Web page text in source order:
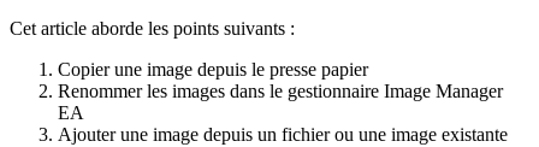
Cet article aborde les points suivants :
Copier une image depuis le presse papier
Renommer les images dans le gestionnaire Image Manager
EA
Ajouter une image depuis un fichier ou une image existante